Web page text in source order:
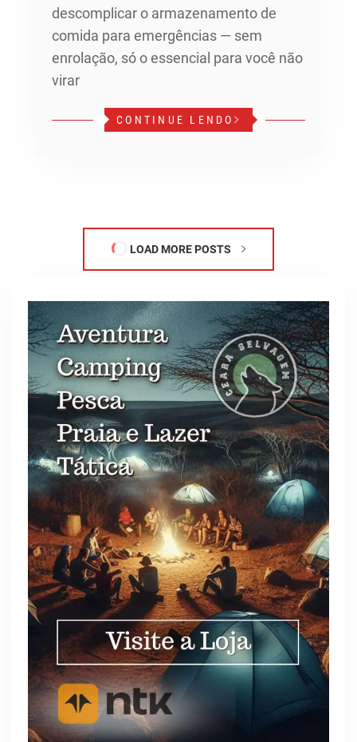
descomplicar o armazenamento de
comida para emergências — sem
enrolação, só o essencial para você não
virar
CONTINUE LENDO
LOAD MORE POSTS